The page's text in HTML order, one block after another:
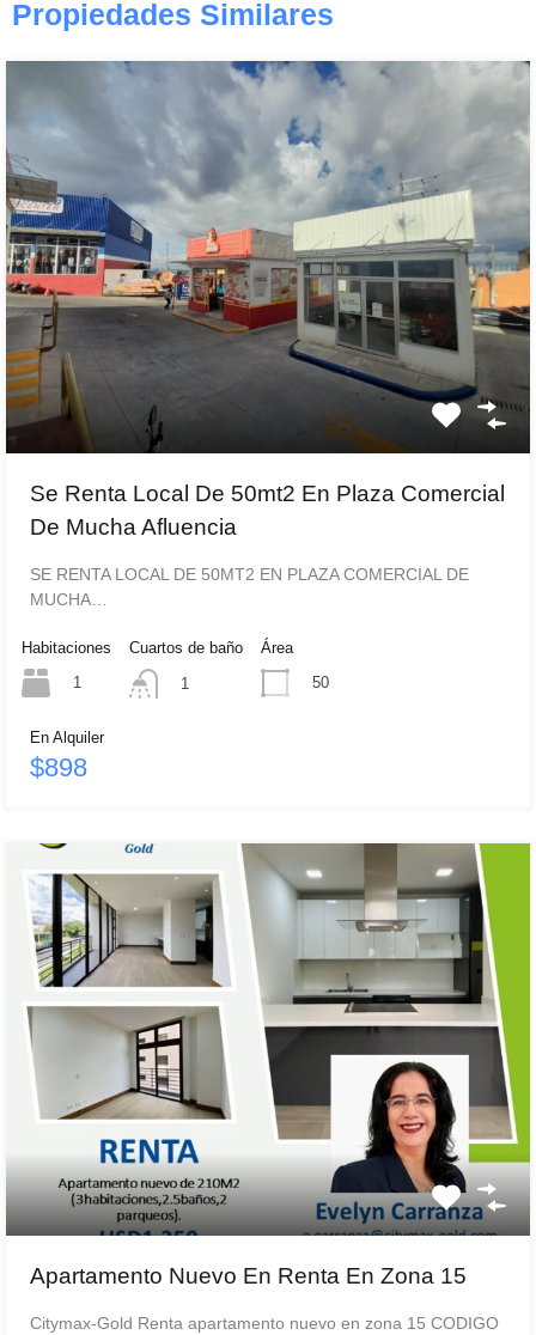
Propiedades Similares
Se Renta Local De 50mt2 En Plaza Comercial
De Mucha Afluencia
SE RENTA LOCAL DE 50MT2 EN PLAZA COMERCIAL DE
MUCHA…
Habitaciones
1
Cuartos de baño
1
Área
50
En Alquiler
$898
Apartamento Nuevo En Renta En Zona 15
Citymax-Gold Renta apartamento nuevo en zona 15 CODIGO